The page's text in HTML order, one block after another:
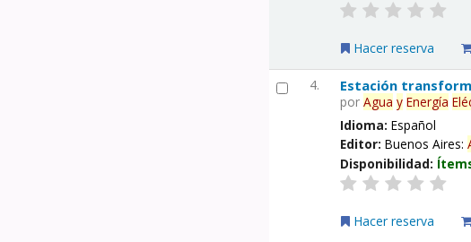
Hacer reserva
4. Estación
porAgua y Energía
Idioma:Español
Editor:Buenos Aires:
Disponibilidad:
Hacer reserva